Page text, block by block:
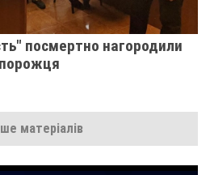
посмертно нагородили
матеріалів